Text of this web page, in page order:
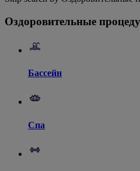
Оздоровительные
Бассейн
Спа